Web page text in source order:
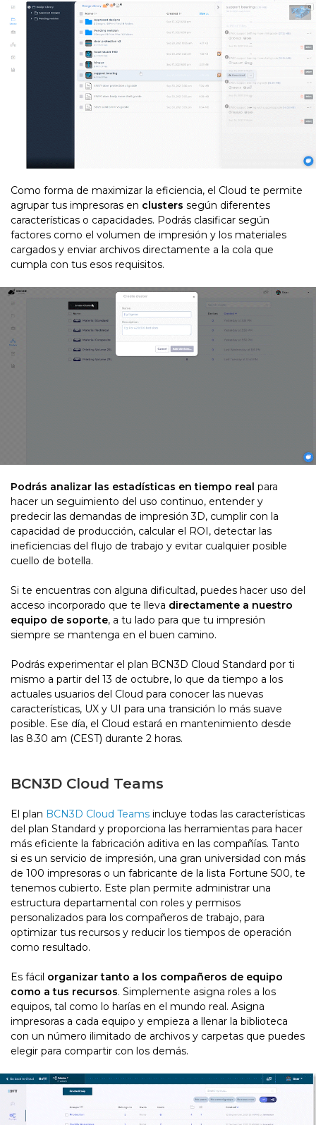
Como forma de maximizar la eficiencia, el Cloud te permite
agrupar tus impresoras en clusters según diferentes
características o capacidades. Podrás clasificar según
factores como el volumen de impresión y los materiales
cargados y enviar archivos directamente a la cola que
cumpla con tus esos requisitos.
Podrás analizar las estadísticas en tiempo real para
hacer un seguimiento del uso continuo, entender y
predecir las demandas de impresión 3D, cumplir con la
capacidad de producción, calcular el ROI, detectar las
ineficiencias del flujo de trabajo y evitar cualquier posible
cuello de botella.
Si te encuentras con alguna dificultad, puedes hacer uso del
acceso incorporado que te lleva directamente a nuestro
equipo de soporte, a tu lado para que tu impresión
siempre se mantenga en el buen camino.
Podrás experimentar el plan BCN3D Cloud Standard por ti
mismo a partir del 13 de octubre, lo que da tiempo a los
actuales usuarios del Cloud para conocer las nuevas
características, UX y UI para una transición lo más suave
posible. Ese día, el Cloud estará en mantenimiento desde
las 8.30 am (CEST) durante 2 horas.
BCN3D Cloud Teams
El plan BCN3D Cloud Teams incluye todas las características
del plan Standard y proporciona las herramientas para hacer
más eficiente la fabricación aditiva en las compañías. Tanto
si es un servicio de impresión, una gran universidad con más
de 100 impresoras o un fabricante de la lista Fortune 500, te
tenemos cubierto. Este plan permite administrar una
estructura departamental con roles y permisos
personalizados para los compañeros de trabajo, para
optimizar tus recursos y reducir los tiempos de operación
como resultado.
Es fácil organizar tanto a los compañeros de equipo
como a tus recursos. Simplemente asigna roles a los
equipos, tal como lo harías en el mundo real. Asigna
impresoras a cada equipo y empieza a llenar la biblioteca
con un número ilimitado de archivos y carpetas que puedes
elegir para compartir con los demás.